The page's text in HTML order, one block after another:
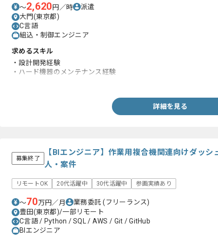
〜2,620円／時
派遣
大門(東京都)
C言語
組込・制御エンジニア
求めるスキル
・設計開発経験
・ハード機器のメンテナンス経験
詳細を見る
募集終了
【BIエンジニア】作業用複合機関連向けダッシ
人・案件
リモートOK 20代活躍中 30代活躍中 参画実績あり
〜70万円／月 業務委託(フリーランス)
豊田(東京都)/一部リモート
C言語 / Python / SQL / AWS / Git / GitHub
BIエンジニア